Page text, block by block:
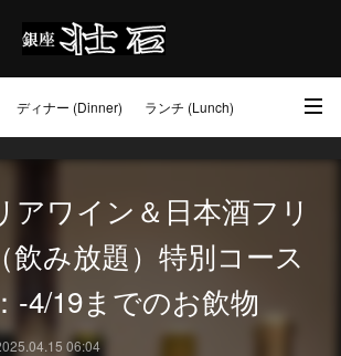
ディナー (Dinner) ランチ (Lunch)
アクセス・ご予約 (Access / Reservations) ワイン (Wine) お土産 (Go to)
壮石の心 (Our Philosophy)
アワイン＆日本酒フリ
飲み放題）特別コース
-4/19までのお飲物
06:04